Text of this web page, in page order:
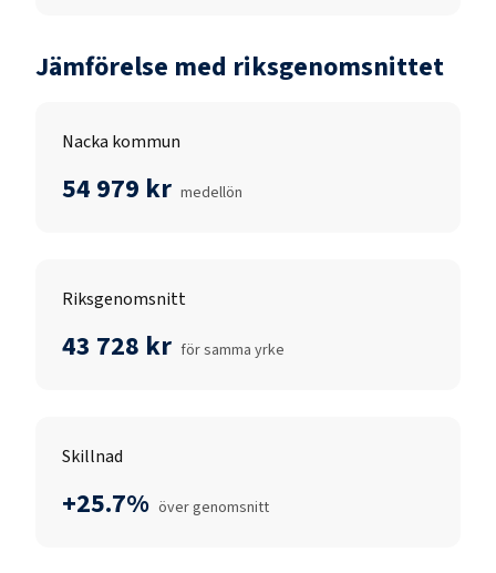
Jämförelse med riksgenomsnittet
Nacka kommun
54 979 kr medellön
Riksgenomsnitt
43 728 kr för samma yrke
Skillnad
+25.7% över genomsnitt